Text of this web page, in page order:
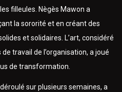
filleules. Nègès Mawon a
la sororité et en créant des
et solidaires. L’art, considéré
travail de l’organisation, a joué
de transformation.
sur plusieurs semaines, a